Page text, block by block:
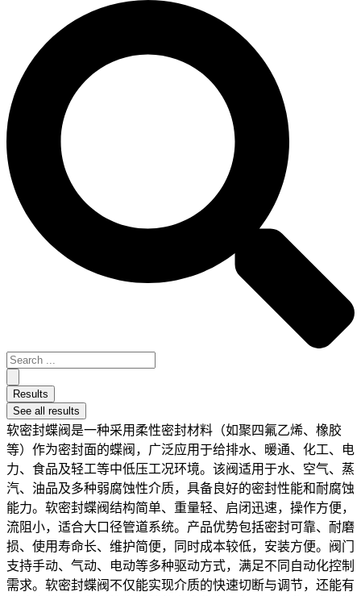
Results
See all results
软密封蝶阀是一种采用柔性密封材料（如聚四氟乙烯、橡胶
等）作为密封面的蝶阀，广泛应用于给排水、暖通、化工、电
力、食品及轻工等中低压工况环境。该阀适用于水、空气、蒸
汽、油品及多种弱腐蚀性介质，具备良好的密封性能和耐腐蚀
能力。软密封蝶阀结构简单、重量轻、启闭迅速，操作方便，
流阻小，适合大口径管道系统。产品优势包括密封可靠、耐磨
损、使用寿命长、维护简便，同时成本较低，安装方便。阀门
支持手动、气动、电动等多种驱动方式，满足不同自动化控制
需求。软密封蝶阀不仅能实现介质的快速切断与调节，还能有